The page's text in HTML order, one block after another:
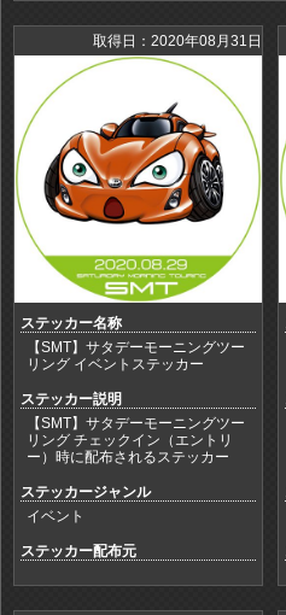
取得日：2020年08月31日
ステッカー名称
【SMT】サタデーモーニングツー
リング イベントステッカー
ステッカー説明
【SMT】サタデーモーニングツー
リング チェックイン（エントリ
ー）時に配布されるステッカー
ステッカージャンル
イベント
ステッカー配布元